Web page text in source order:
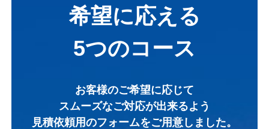
希望に応える
5つのコース
お客様のご希望に応じて
スムーズなご対応が出来るよう
見積依頼用のフォームをご用意しました。